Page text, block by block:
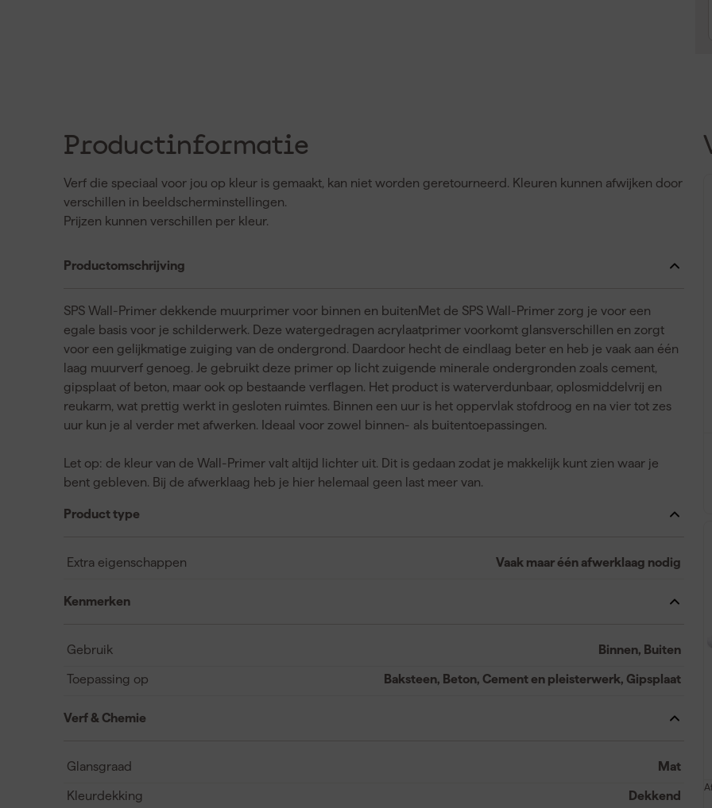
Productinformatie
Verf die speciaal voor jou op kleur is gemaakt, kan niet worden geretourneerd. Kleuren kunnen afwijken door
verschillen in beeldscherminstellingen.
Prijzen kunnen verschillen per kleur.
Productomschrijving
SPS Wall-Primer dekkende muurprimer voor binnen en buitenMet de SPS Wall-Primer zorg je voor een
egale basis voor je schilderwerk. Deze watergedragen acrylaatprimer voorkomt glansverschillen en zorgt
voor een gelijkmatige zuiging van de ondergrond. Daardoor hecht de eindlaag beter en heb je vaak aan één
laag muurverf genoeg. Je gebruikt deze primer op licht zuigende minerale ondergronden zoals cement,
gipsplaat of beton, maar ook op bestaande verflagen. Het product is waterverdunbaar, oplosmiddelvrij en
reukarm, wat prettig werkt in gesloten ruimtes. Binnen een uur is het oppervlak stofdroog en na vier tot zes
uur kun je al verder met afwerken. Ideaal voor zowel binnen- als buitentoepassingen.
Let op: de kleur van de Wall-Primer valt altijd lichter uit. Dit is gedaan zodat je makkelijk kunt zien waar je
bent gebleven. Bij de afwerklaag heb je hier helemaal geen last meer van.
Product type
Extra eigenschappen Vaak maar één afwerklaag nodig
Kenmerken
Gebruik Binnen, Buiten
Toepassing op Baksteen, Beton, Cement en pleisterwerk, Gipsplaat
Verf & Chemie
Glansgraad Mat
Kleurdekking Dekkend